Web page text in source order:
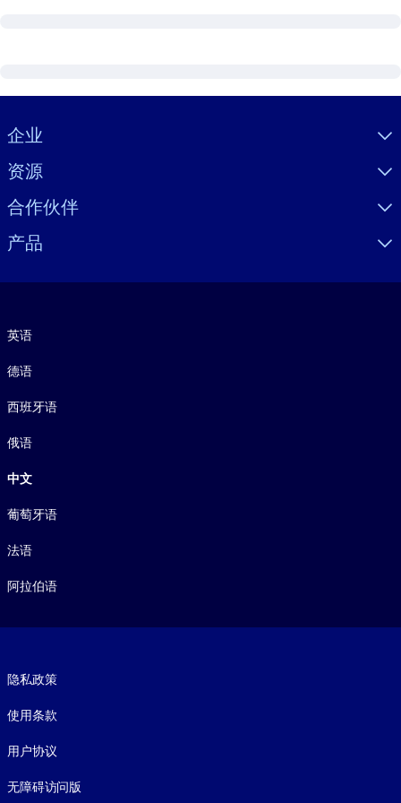
Visually hidden Text
企业
资源
合作伙伴
产品
英语
德语
西班牙语
俄语
中文
葡萄牙语
法语
阿拉伯语
隐私政策
使用条款
用户协议
无障碍访问版